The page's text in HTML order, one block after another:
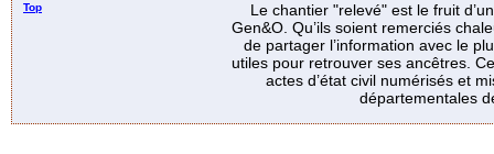
Top
Le chantier "relevé" est le fruit
Gen&O. Qu’ils soient remerciés
de partager l’information avec le
utiles pour retrouver ses ancêtres.
actes d’état civil numérisés et
départementales